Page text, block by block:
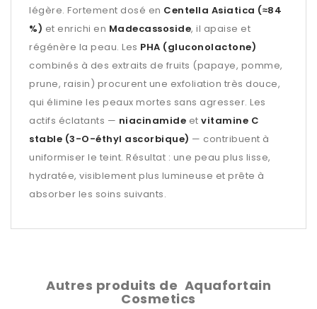
légère. Fortement dosé en Centella Asiatica (≈84
%) et enrichi en Madecassoside, il apaise et
régénère la peau. Les PHA (gluconolactone)
combinés à des extraits de fruits (papaye, pomme,
prune, raisin) procurent une exfoliation très douce,
qui élimine les peaux mortes sans agresser. Les
actifs éclatants — niacinamide et vitamine C
stable (3-O-éthyl ascorbique) — contribuent à
uniformiser le teint. Résultat : une peau plus lisse,
hydratée, visiblement plus lumineuse et prête à
absorber les soins suivants.
Autres produits de Aquafortain
Cosmetics